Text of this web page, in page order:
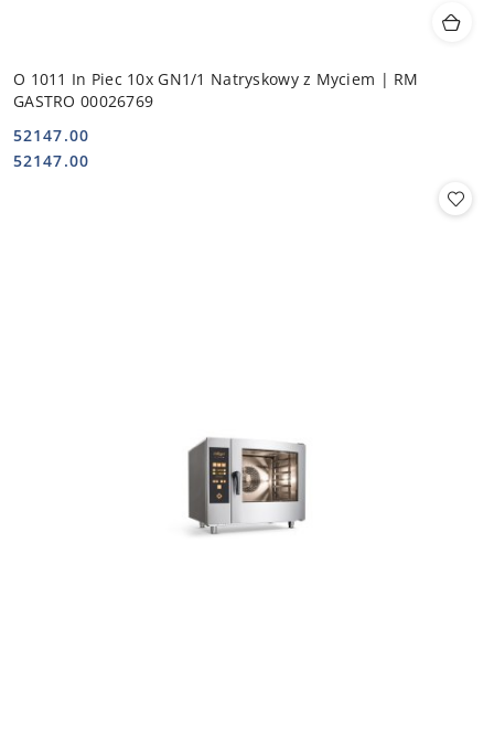
O 1011 In Piec 10x GN1/1 Natryskowy z Myciem | RM
GASTRO 00026769
Cena:
52147.00
Cena:
52147.00